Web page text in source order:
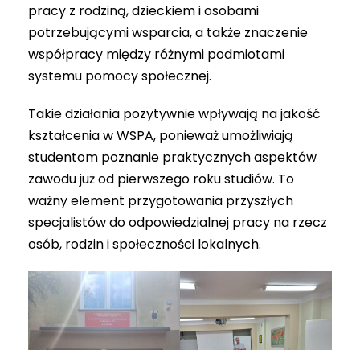
pracy z rodziną, dzieckiem i osobami
potrzebującymi wsparcia, a także znaczenie
współpracy między różnymi podmiotami
systemu pomocy społecznej.
Takie działania pozytywnie wpływają na jakość
kształcenia w WSPA, ponieważ umożliwiają
studentom poznanie praktycznych aspektów
zawodu już od pierwszego roku studiów. To
ważny element przygotowania przyszłych
specjalistów do odpowiedzialnej pracy na rzecz
osób, rodzin i społeczności lokalnych.